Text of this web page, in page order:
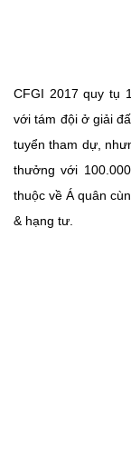
CFGI 2017 quy tụ
với tám đội ở giải
tuyển tham dự,
thưởng với
thuộc về Á quân
& hạng tư.